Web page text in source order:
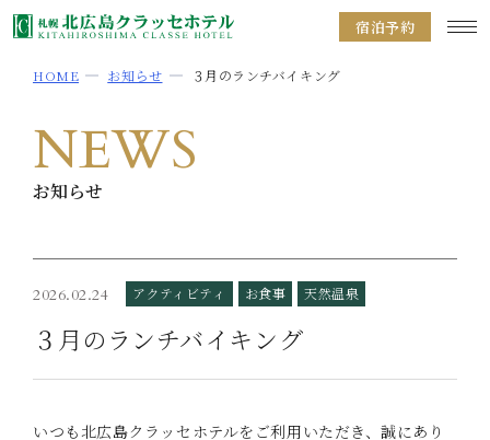
宿泊予約
HOME お知らせ ３月のランチバイキング
NEWS
お知らせ
2026.02.24 アクティビティ お食事 天然温泉
３月のランチバイキング
いつも北広島クラッセホテルをご利用いただき、誠にあり